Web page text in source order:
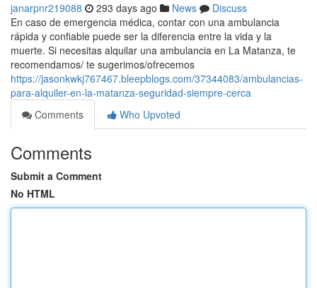
janarpnr219088 293 days ago News
Discuss
En caso de emergencia médica, contar con una ambulancia
rápida y confiable puede ser la diferencia entre la vida y la
muerte. Si necesitas alquilar una ambulancia en La Matanza, te
recomendamos/ te sugerimos/ofrecemos
https://jasonkwkj767467.bleepblogs.com/37344083/ambulancias-
para-alquiler-en-la-matanza-seguridad-siempre-cerca
Comments
Who Upvoted
Comments
Submit a Comment
No HTML